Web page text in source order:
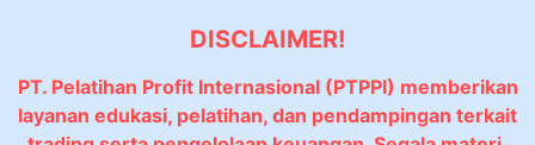
DISCLAIMER!
PT. Pelatihan Profit Internasional (PTPPI) memberikan
layanan edukasi, pelatihan, dan pendampingan terkait